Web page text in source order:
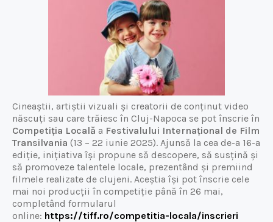
Cineaștii, artiștii vizuali și creatorii de conținut video
născuți sau care trăiesc în Cluj-Napoca se pot înscrie în
Competiția Locală a Festivalului Internațional de Film
Transilvania (13 – 22 iunie 2025). Ajunsă la cea de-a 16-a
ediție, inițiativa își propune să descopere, să susțină și
să promoveze talentele locale, prezentând și premiind
filmele realizate de clujeni. Aceștia își pot înscrie cele
mai noi producții în competiție până în 26 mai,
completând formularul
online: https://tiff.ro/competitia-locala/inscrieri